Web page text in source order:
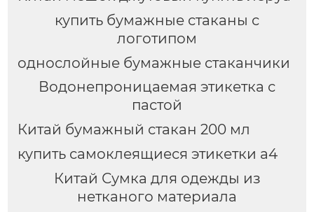
купить бумажные стаканы с
логотипом
однослойные бумажные стаканчики
Водонепроницаемая этикетка с
пастой
Китай бумажный стакан 200 мл
купить самоклеящиеся этикетки а4
Китай Сумка для одежды из
нетканого материала